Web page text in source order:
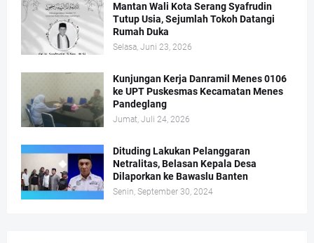
Mantan Wali Kota Serang Syafrudin
Tutup Usia, Sejumlah Tokoh Datangi
Rumah Duka
Selasa, Juni 23, 2026
Kunjungan Kerja Danramil Menes 0106
ke UPT Puskesmas Kecamatan Menes
Pandeglang
Jumat, Juli 24, 2026
Dituding Lakukan Pelanggaran
Netralitas, Belasan Kepala Desa
Dilaporkan ke Bawaslu Banten
Senin, September 30, 2024